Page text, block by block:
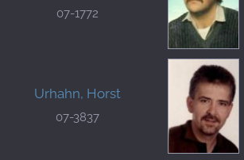
07-1772
Urhahn, Horst
07-3837